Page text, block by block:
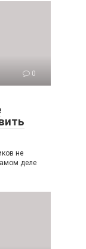
0
не
деле